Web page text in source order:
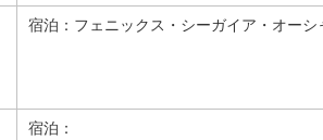
宿泊： フェニックス・シーガイア・オー
宿泊：